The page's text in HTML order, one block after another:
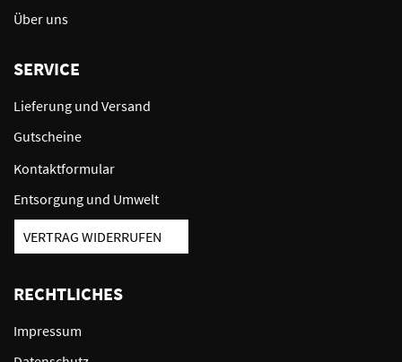
Über uns
SERVICE
Lieferung und Versand
Gutscheine
Kontaktformular
Entsorgung und Umwelt
VERTRAG WIDERRUFEN
RECHTLICHES
Impressum